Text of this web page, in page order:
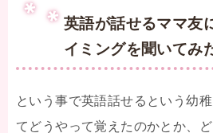
英語が話せるママ友
イミングを聞いてみ
という事で英語話せるという幼
てどうやって覚えたのかとか、